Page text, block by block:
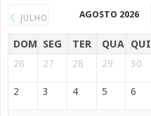
JULHO AGOSTO 2026
DOM SEG TER QUA QUI
26 27 28 29 30
2 3 4 5 6